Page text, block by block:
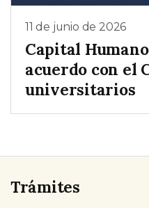
11 de junio de 2026
Capital
acuerdo con el
universitarios
Trámites